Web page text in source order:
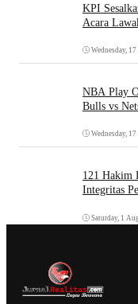
KPI
Acara
Wednesday,
NBA Play
Bulls vs
Wednesday,
121 Hakim
Integritas
Saturday, 1